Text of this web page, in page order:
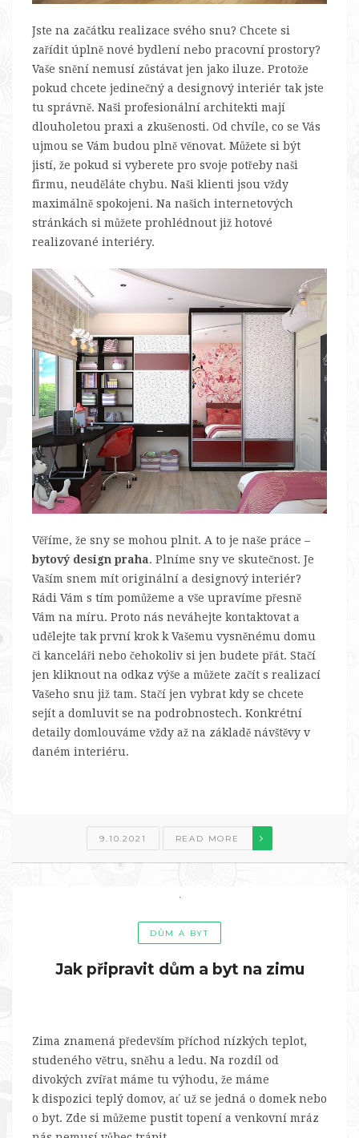
Jste na začátku realizace svého snu? Chcete si
zařídit úplně nové bydlení nebo pracovní prostory?
Vaše snění nemusí zůstávat jen jako iluze. Protože
pokud chcete jedinečný a designový interiér tak jste
tu správně. Naši profesionální architekti mají
dlouholetou praxi a zkušenosti. Od chvíle, co se Vás
ujmou se Vám budou plně věnovat. Můžete si být
jistí, že pokud si vyberete pro svoje potřeby naši
firmu, neuděláte chybu. Naši klienti jsou vždy
maximálně spokojeni. Na našich internetových
stránkách si můžete prohlédnout již hotové
realizované interiéry.
Věříme, že sny se mohou plnit. A to je naše práce –
bytový design praha. Plníme sny ve skutečnost. Je
Vaším snem mít originální a designový interiér?
Rádi Vám s tím pomůžeme a vše upravíme přesně
Vám na míru. Proto nás neváhejte kontaktovat a
udělejte tak první krok k Vašemu vysněnému domu
či kanceláři nebo čehokoliv si jen budete přát. Stačí
jen kliknout na odkaz výše a můžete začít s realizací
Vašeho snu již tam. Stačí jen vybrat kdy se chcete
sejít a domluvit se na podrobnostech. Konkrétní
detaily domlouváme vždy až na základě návštěvy v
daném interiéru.
9.10.2021 READ MORE
DŮM A BYT
Jak připravit dům a byt na zimu
Zima znamená především příchod nízkých teplot,
studeného větru, sněhu a ledu. Na rozdíl od
divokých zvířat máme tu výhodu, že máme
k dispozici teplý domov, ať už se jedná o domek nebo
o byt. Zde si můžeme pustit topení a venkovní mráz